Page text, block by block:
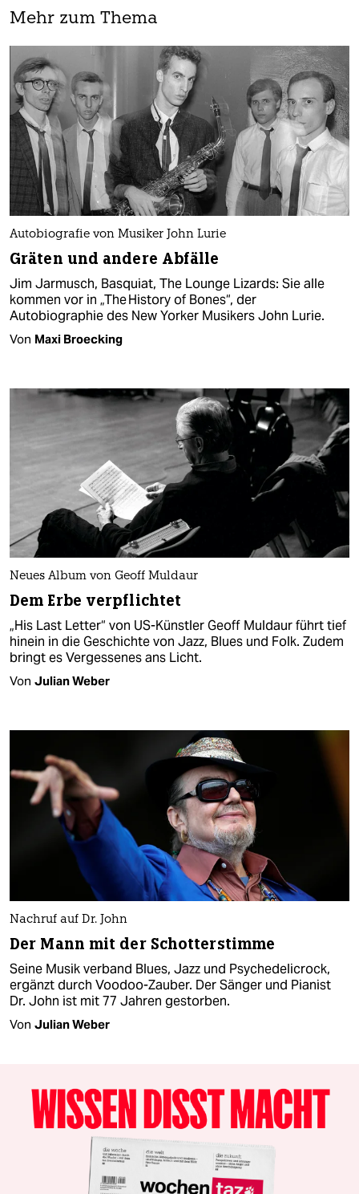
Mehr zum Thema
Autobiografie von Musiker John Lurie
Gräten und andere Abfälle
Jim Jarmusch, Basquiat, The Lounge Lizards: Sie alle
kommen vor in „The History of Bones“, der
Autobiographie des New Yorker Musikers John Lurie.
Von Maxi Broecking
Neues Album von Geoff Muldaur
Dem Erbe verpflichtet
„His Last Letter“ von US-Künstler Geoff Muldaur führt tief
hinein in die Geschichte von Jazz, Blues und Folk. Zudem
bringt es Vergessenes ans Licht.
Von Julian Weber
Nachruf auf Dr. John
Der Mann mit der Schotterstimme
Seine Musik verband Blues, Jazz und Psychedelicrock,
ergänzt durch Voodoo-Zauber. Der Sänger und Pianist
Dr. John ist mit 77 Jahren gestorben.
Von Julian Weber